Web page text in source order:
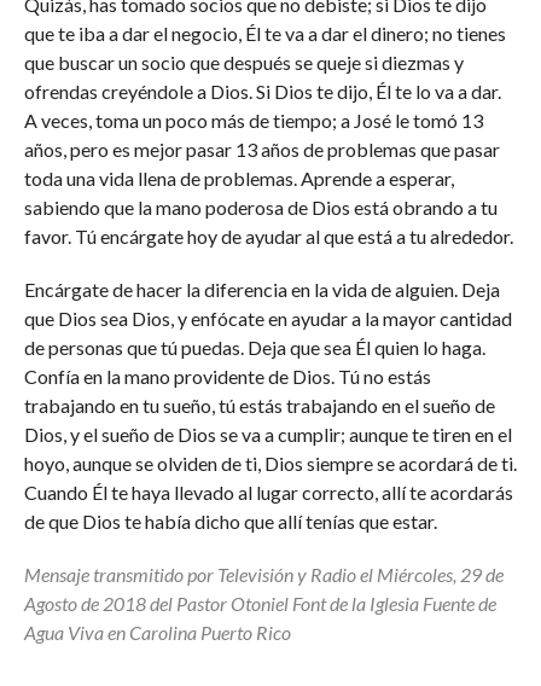
que te iba a dar el negocio, Él te va a dar el dinero; no tienes
que buscar un socio que después se queje si diezmas y
ofrendas creyéndole a Dios. Si Dios te dijo, Él te lo va a dar.
A veces, toma un poco más de tiempo; a José le tomó 13
años, pero es mejor pasar 13 años de problemas que pasar
toda una vida llena de problemas. Aprende a esperar,
sabiendo que la mano poderosa de Dios está obrando a tu
favor. Tú encárgate hoy de ayudar al que está a tu alrededor.
Encárgate de hacer la diferencia en la vida de alguien. Deja
que Dios sea Dios, y enfócate en ayudar a la mayor cantidad
de personas que tú puedas. Deja que sea Él quien lo haga.
Confía en la mano providente de Dios. Tú no estás
trabajando en tu sueño, tú estás trabajando en el sueño de
Dios, y el sueño de Dios se va a cumplir; aunque te tiren en el
hoyo, aunque se olviden de ti, Dios siempre se acordará de ti.
Cuando Él te haya llevado al lugar correcto, allí te acordarás
de que Dios te había dicho que allí tenías que estar.
Mensaje transmitido por Televisión y Radio el Miércoles, 29 de
Agosto de 2018 del Pastor Otoniel Font de la Iglesia Fuente de
Agua Viva en Carolina Puerto Rico